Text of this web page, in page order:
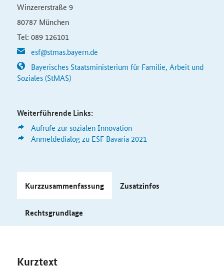
Winzererstraße 9
80787 München
Tel: 089 126101
esf@stmas.bayern.de
Bayerisches Staatsministerium für Familie, Arbeit und
Soziales (StMAS)
Weiterführende Links:
Aufrufe zur sozialen Innovation
Anmeldedialog zu ESF Bavaria 2021
Kurzzusammenfassung Zusatzinfos
Rechtsgrundlage
Kurztext